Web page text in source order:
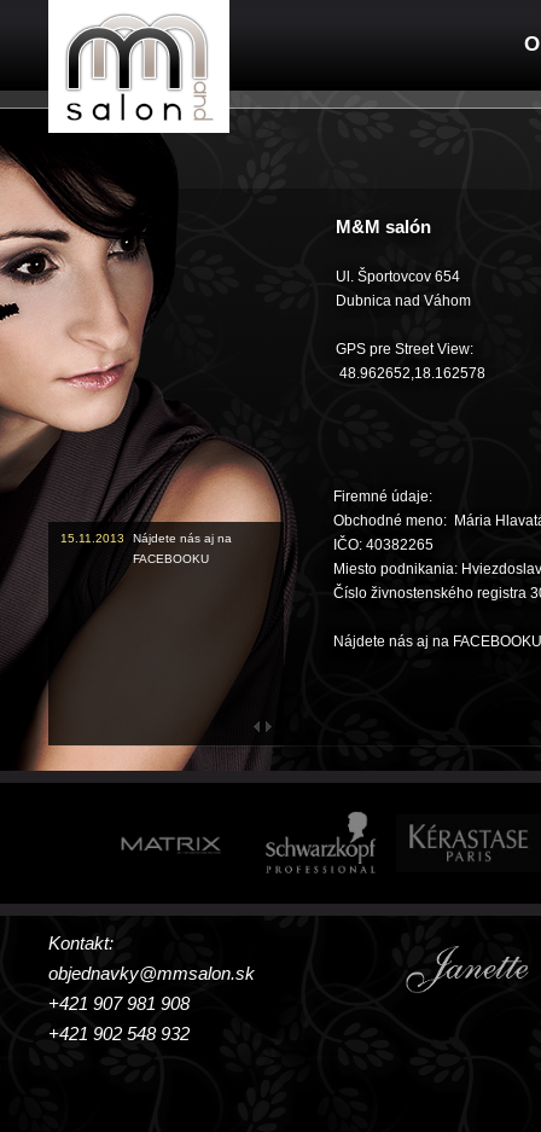
15.11.2013
Nájdete nás aj na
FACEBOOKU
M&M salón
Ul. Športovcov 654
Dubnica nad Váhom
GPS pre Street View:
48.962652,18.162578
Firemné údaje:
Obchodné meno: Mária
IČO: 40382265
Miesto podnikania:
Číslo živnostenského registra
Nájdete nás aj na
Kontakt:
objednavky@mmsalon.sk
+421 907 981 908
+421 902 548 932